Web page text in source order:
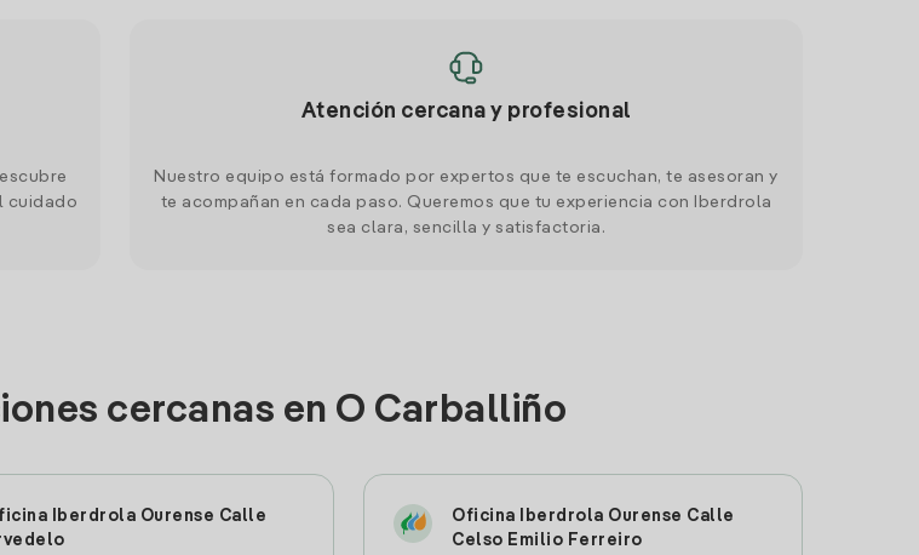
cuidado
Atención cercana y profesional
Nuestro equipo está formado por expertos que te escuchan, te asesoran y
te acompañan en cada paso. Queremos que tu experiencia con Iberdrola
sea clara, sencilla y satisfactoria.
cercanas en O Carballiño
Iberdrola Ourense Calle
Oficina Iberdrola Ourense Calle
Celso Emilio Ferreiro